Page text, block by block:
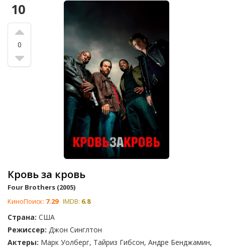
10
0
Кровь за кровь
Four Brothers (2005)
КиноПоиск: 7.29 IMDB: 6.8
Страна: США
Режиссер: Джон Синглтон
Актеры: Марк Уолберг, Тайриз Гибсон, Андре Бенджамин,